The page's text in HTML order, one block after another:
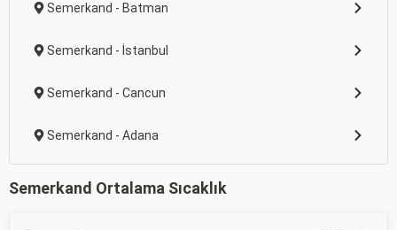
Semerkand - Batman
Semerkand - İstanbul
Semerkand - Cancun
Semerkand - Adana
Semerkand Ortalama Sıcaklık